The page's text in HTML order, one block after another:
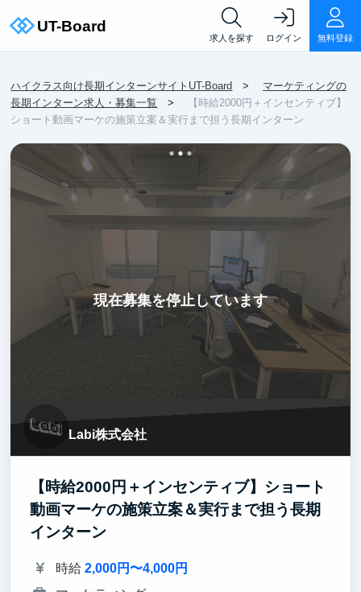
求人を探す ログイン 無料登録
ハイクラス向け長期インターンサイトUT-Board
マーケティングの
長期インターン求人・募集一覧
【時給2000円＋インセンティブ】
ショート動画マーケの施策立案＆実行まで担う長期インターン
現在募集を停止しています
Labi株式会社
【時給2000円＋インセンティブ】ショート
動画マーケの施策立案＆実行まで担う長期
インターン
時給2,000円〜4,000円